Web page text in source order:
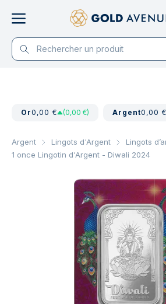
Or0,00 € (0,00 €) Argent0,00 €
Argent Lingots d'Argent
Lingots
1 once Lingotin d'Argent - Diwali 2024